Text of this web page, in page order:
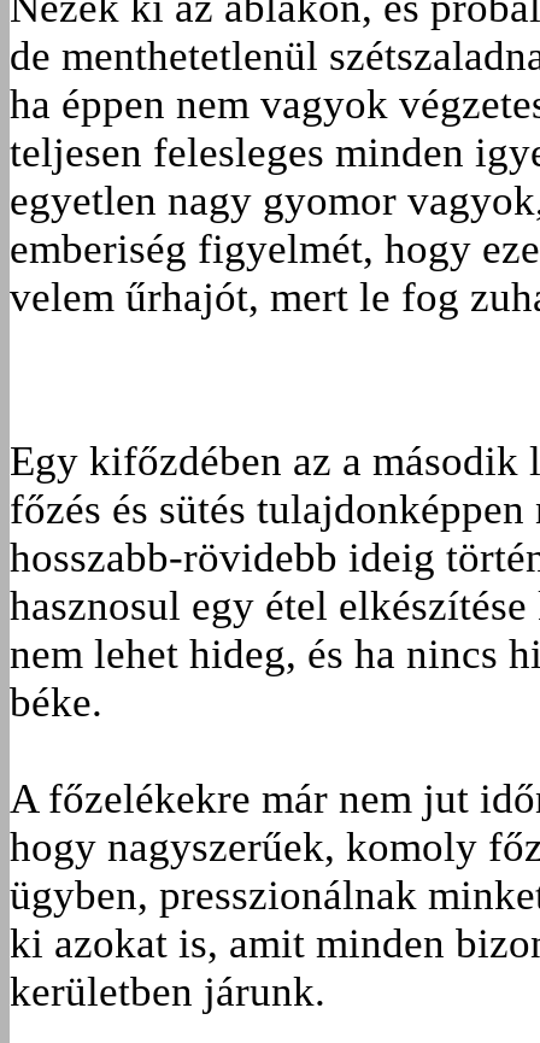
de menthetetlenül
ha éppen nem vagyok
teljesen felesleges minden
egyetlen nagy gyomor
emberiség figyelmét, hogy
velem űrhajót, mert le fog
Egy kifőzdében az a
főzés és sütés
hosszabb-rövidebb ideig
hasznosul egy étel
nem lehet hideg, és ha nincs
béke.
A főzelékekre már nem jut
hogy nagyszerűek, komoly
ügyben, presszionálnak
ki azokat is, amit minden
kerületben járunk.